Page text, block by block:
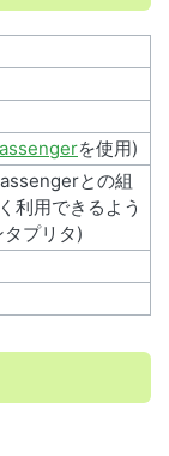
を使用)
との組
利用できるよう
プリタ)